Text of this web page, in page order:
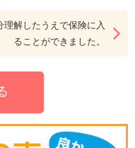
理解したうえで保険に入
ることができました。